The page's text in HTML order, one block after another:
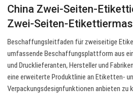
China Zwei-Seiten-
Zwei-Seiten-
Beschaffungsleitfaden für zweiseitige
umfassende Beschaffungsplattform aus
und Drucklieferanten, Hersteller und
eine erweiterte Produktlinie an Etiketten-
Verpackungsdesignfunktionen anbieten zu